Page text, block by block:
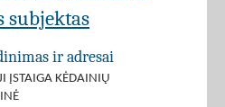
subjektas
ir adresai
ĮSTAIGA KĖDAINIŲ